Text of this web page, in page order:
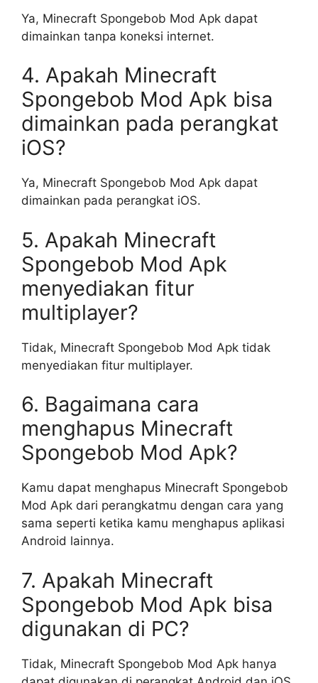
Ya, Minecraft Spongebob Mod Apk dapat
dimainkan tanpa koneksi internet.
4. Apakah Minecraft
Spongebob Mod Apk bisa
dimainkan pada perangkat
iOS?
Ya, Minecraft Spongebob Mod Apk dapat
dimainkan pada perangkat iOS.
5. Apakah Minecraft
Spongebob Mod Apk
menyediakan fitur
multiplayer?
Tidak, Minecraft Spongebob Mod Apk tidak
menyediakan fitur multiplayer.
6. Bagaimana cara
menghapus Minecraft
Spongebob Mod Apk?
Kamu dapat menghapus Minecraft Spongebob
Mod Apk dari perangkatmu dengan cara yang
sama seperti ketika kamu menghapus aplikasi
Android lainnya.
7. Apakah Minecraft
Spongebob Mod Apk bisa
digunakan di PC?
Tidak, Minecraft Spongebob Mod Apk hanya